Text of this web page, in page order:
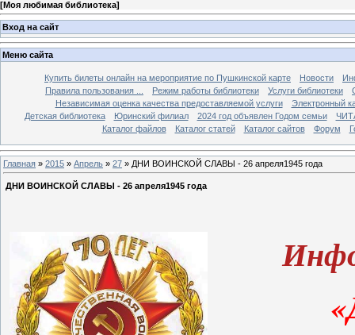
[Моя любимая библиотека]
Вход на сайт
Меню сайта
Купить билеты онлайн на мероприятие по Пушкинской карте Новости
Правила пользования ...
Режим работы библиотеки Услуги библиотеки
Независимая оценка качества предоставляемой услуги
Электронный
Детская библиотека
Юринский филиал 2024 год объявлен Годом семьи
Каталог файлов
Каталог статей Каталог сайтов Форум
Главная » 2015 » Апрель » 27 » ДНИ ВОИНСКОЙ СЛАВЫ - 26 апреля1945 года
ДНИ ВОИНСКОЙ СЛАВЫ - 26 апреля1945 года